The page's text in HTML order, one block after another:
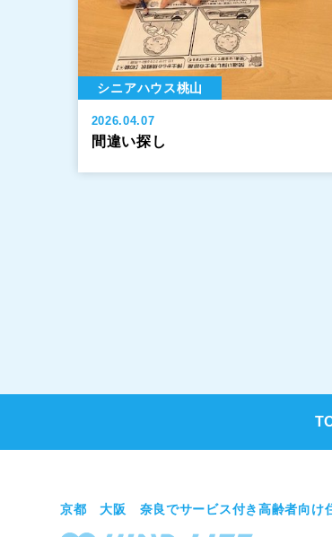
シニアハウス桃山
2026.04.07
間違い探し
京都 大阪 奈良でサービス付き高齢者向け